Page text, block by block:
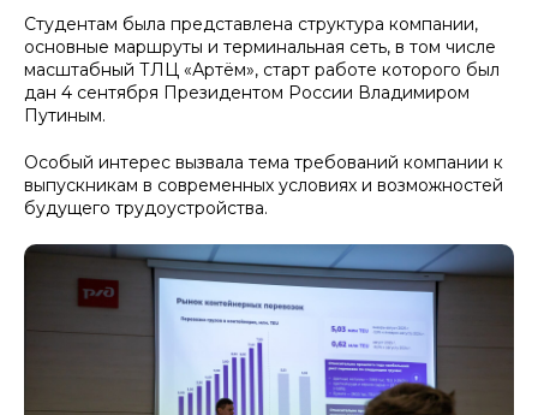
Студентам была представлена структура компании,
основные маршруты и терминальная сеть, в том числе
масштабный ТЛЦ «Артём», старт работе которого был
дан 4 сентября Президентом России Владимиром
Путиным.
Особый интерес вызвала тема требований компании к
выпускникам в современных условиях и возможностей
будущего трудоустройства.